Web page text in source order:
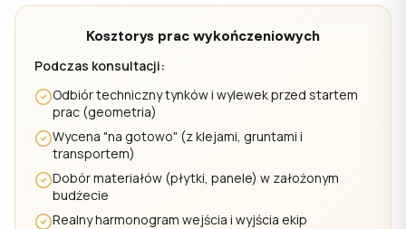
Kosztorys prac wykończeniowych
Podczas konsultacji:
Odbiór techniczny tynków i wylewek przed startem
prac (geometria)
Wycena "na gotowo" (z klejami, gruntami i
transportem)
Dobór materiałów (płytki, panele) w założonym
budżecie
Realny harmonogram wejścia i wyjścia ekip